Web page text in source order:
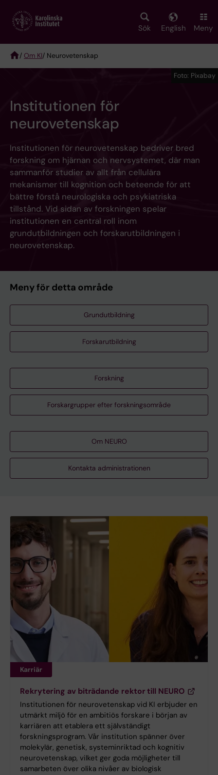
main
Sök English Meny
Breadcrumb
/ Om KI/ Neurovetenskap
Institutionen för
neurovetenskap
Institutionen för neurovetenskap bedriver bred
forskning om hjärnan och nervsystemet, där man
sammanför studier av allt från cellulära
mekanismer till kognition och beteende för att
bättre förstå neurologiska och psykiatriska
tillstånd. Vid sidan av forskningen spelar
institutionen en central roll inom
grundutbildningen och forskarutbildningen i
neurovetenskap.
Foto: Pixabay
Meny för detta område
Grundutbildning
Forskarutbildning
Forskning
Forskargrupper efter forskningsområde
Om NEURO
Kontakta administrationen
Karriär
Rekrytering av biträdande rektor till NEURO
Institutionen för neurovetenskap vid KI erbjuder en
utmärkt miljö för en ambitiös forskare i början av
karriären att etablera ett självständigt
forskningsprogram. Vår institution spänner över
molekylär, genetisk, systeminriktad och kognitiv
neurovetenskap, vilket ger goda möjligheter till
samarbeten över olika nivåer av biologisk